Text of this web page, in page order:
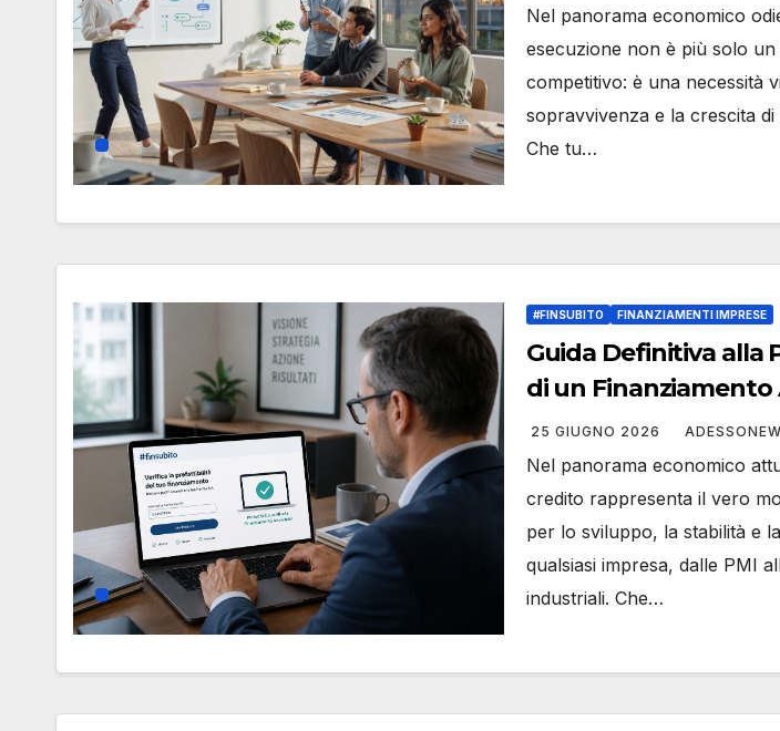
Immediata Online
#Adessonews –
Adessonews
Nel panorama economico
esecuzione non è più solo un
competitivo: è una necessità
sopravvivenza e la crescita di
Che tu…
#FINSUBITO FINANZIAMENTI IMPRESE
Guida Definitiva alla
di un Finanziamento
#Finsubito: Ottieni la
Immediata On-line –
– #Finsubito –
25 GIUGNO 2026
Nel panorama economico
credito rappresenta il vero
per lo sviluppo, la stabilità e
qualsiasi impresa, dalle PMI
industriali. Che…